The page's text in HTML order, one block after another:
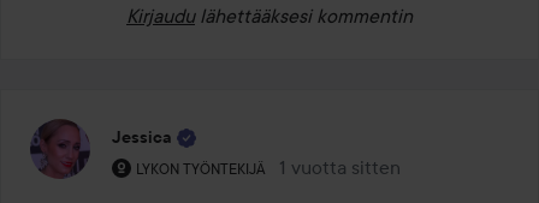
Kirjaudu lähettääksesi kommentin
Jessica
LYKON TYÖNTEKIJÄ
Käyttäjän rooli: Lykon työntekijä.
1 vuotta sitten
Viesti luotiin 1 vuotta sitten